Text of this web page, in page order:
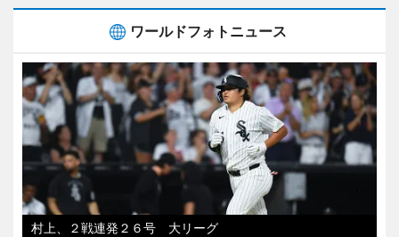
ワールドフォトニュース
村上、２戦連発２６号 大リーグ